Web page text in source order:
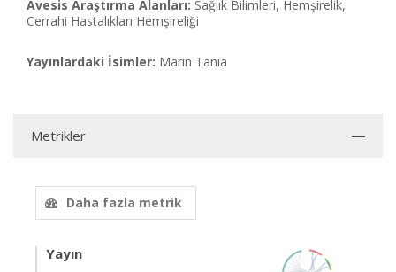
Avesis Araştırma Alanları: Sağlık Bilimleri, Hemşirelik,
Cerrahi Hastalıkları Hemşireliği
Yayınlardaki İsimler: Marin Tania
Metrikler
Daha fazla metrik
Yayın